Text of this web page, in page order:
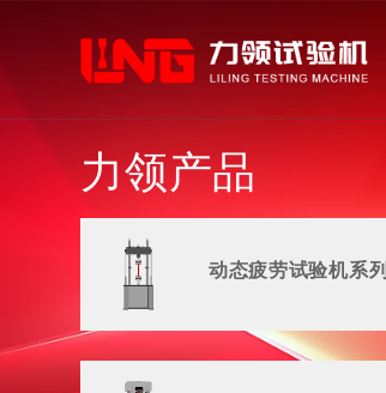
力领产品
动态疲劳试验机系列